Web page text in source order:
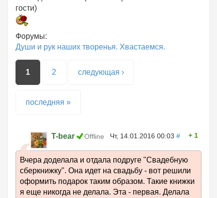
гости)
Форумы:
Души и рук наших творенья. Хвастаемся.
Страницы
1 2 следующая ›
последняя »
T-bear Offline Чт, 14.01.2016 00:03 # 1
Вчера доделала и отдала подруге "Свадебную
сберкнижку". Она идет на свадьбу - вот решили
оформить подарок таким образом. Такие книжки
я еще никогда не делала. Эта - первая. Делала